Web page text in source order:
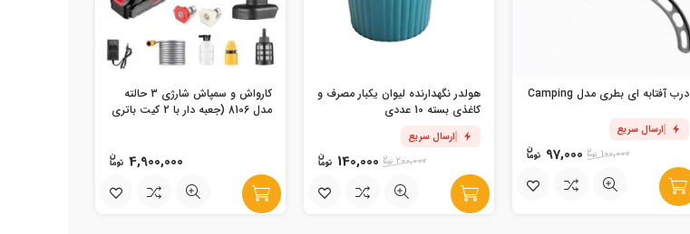
درب آفتابه ای بطری مدل Camping
ارسال سریع
100,000
97,000
هولدر نگهدارنده لیوان یکبار مصرف و
کاغذی بسته 10 عددی
ارسال سریع
200,000
140,000
کارواش و سمپاش شارژی 3 حالته
مدل 8106 (جعبه دار با 2 کیت باتری
4,900,000